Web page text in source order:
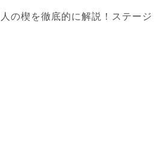
の楔を徹底的に解説！ステージ